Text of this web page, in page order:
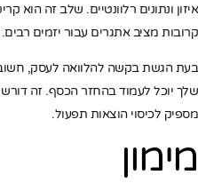
איזון ונתונים רלוונטיים. שלב זה הוא
קרובות מציב אתגרים עבור יזמים רבים.
בעת הגשת בקשה להלוואה לעסק,
שלך יוכל לעמוד בהחזר הכסף. זה דורש
מספיק לכיסוי הוצאות תפעול.
מימון